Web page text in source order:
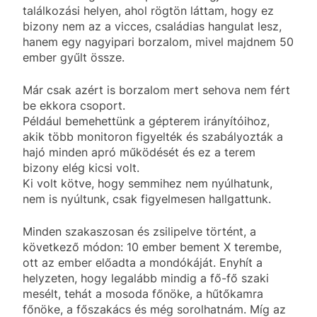
találkozási helyen, ahol rögtön láttam, hogy ez
bizony nem az a vicces, családias hangulat lesz,
hanem egy nagyipari borzalom, mivel majdnem 50
ember gyűlt össze.
Már csak azért is borzalom mert sehova nem fért
be ekkora csoport.
Például bemehettünk a gépterem irányítóihoz,
akik több monitoron figyelték és szabályozták a
hajó minden apró működését és ez a terem
bizony elég kicsi volt.
Ki volt kötve, hogy semmihez nem nyúlhatunk,
nem is nyúltunk, csak figyelmesen hallgattunk.
Minden szakaszosan és zsilipelve történt, a
következő módon: 10 ember bement X terembe,
ott az ember előadta a mondókáját. Enyhít a
helyzeten, hogy legalább mindig a fő-fő szaki
mesélt, tehát a mosoda főnöke, a hűtőkamra
főnöke, a főszakács és még sorolhatnám. Míg az